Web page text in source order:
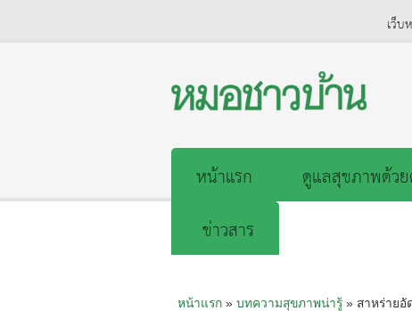
เว็
หน้าแรก ดูแลสุขภาพด้วย
ข่าวสาร
หน้าแรก» บทความสุขภาพน่ารู้» สาหร่ายอั